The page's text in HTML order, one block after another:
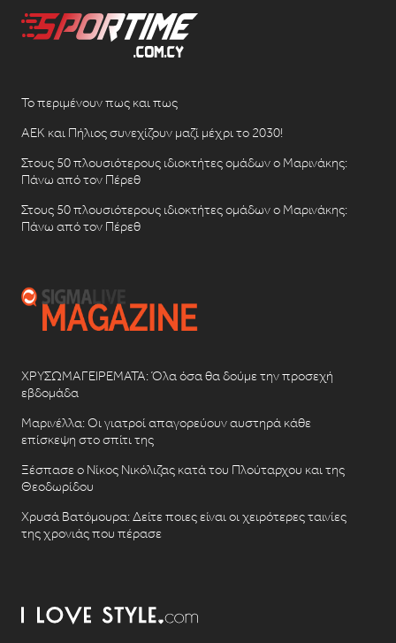
Το περιμένουν πως και πως
ΑΕΚ και Πήλιος συνεχίζουν μαζί μέχρι το 2030!
Στους 50 πλουσιότερους ιδιοκτήτες ομάδων ο Μαρινάκης:
Πάνω από τον Πέρεθ
Στους 50 πλουσιότερους ιδιοκτήτες ομάδων ο Μαρινάκης:
Πάνω από τον Πέρεθ
ΧΡΥΣΩΜΑΓΕΙΡΕΜΑΤΑ: Όλα όσα θα δούμε την προσεχή
εβδομάδα
Μαρινέλλα: Οι γιατροί απαγορεύουν αυστηρά κάθε
επίσκεψη στο σπίτι της
Ξέσπασε ο Νίκος Νικόλιζας κατά του Πλούταρχου και της
Θεοδωρίδου
Χρυσά Βατόμουρα: Δείτε ποιες είναι οι χειρότερες ταινίες
της χρονιάς που πέρασε